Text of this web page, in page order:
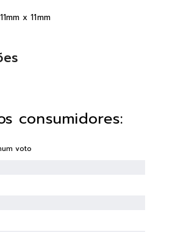
x 11mm
consumidores:
voto